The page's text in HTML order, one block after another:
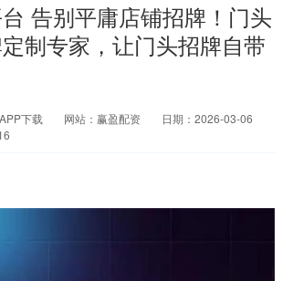
告别平庸店铺招牌！门头
制专家，让门头招牌自带
下载 网站：赢盈配资
日期：2026-03-06